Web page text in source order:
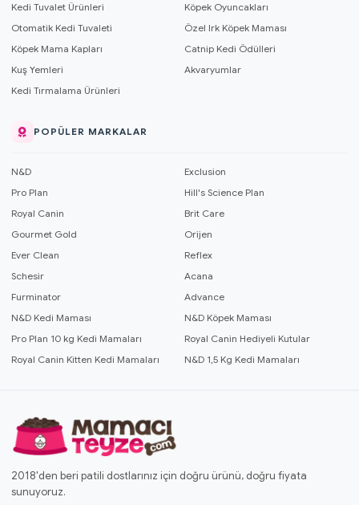
Kedi Tuvalet Ürünleri
Köpek Oyuncakları
Otomatik Kedi Tuvaleti
Özel Irk Köpek Maması
Köpek Mama Kapları
Catnip Kedi Ödülleri
Kuş Yemleri
Akvaryumlar
Kedi Tırmalama Ürünleri
POPÜLER MARKALAR
N&D
Exclusion
Pro Plan
Hill's Science Plan
Royal Canin
Brit Care
Gourmet Gold
Orijen
Ever Clean
Reflex
Schesir
Acana
Furminator
Advance
N&D Kedi Maması
N&D Köpek Maması
Pro Plan 10 kg Kedi Mamaları
Royal Canin Hediyeli Kutular
Royal Canin Kitten Kedi Mamaları
N&D 1,5 Kg Kedi Mamaları
2018'den beri patili dostlarınız için doğru ürünü, doğru fiyata
sunuyoruz.